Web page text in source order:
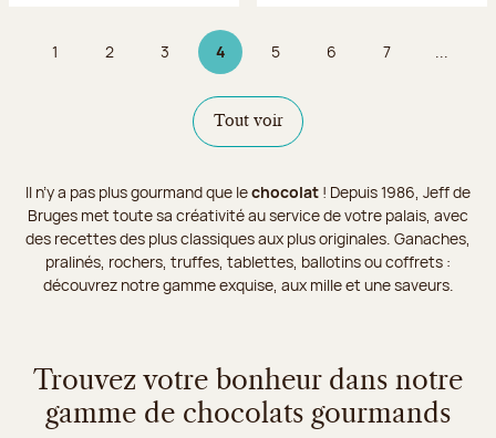
Page
1 Page
2 Page
3 4Page 4 sur 9
Page
5 Page
6 Page
7 ...
Tout voir
Il n’y a pas plus gourmand que lechocolat ! Depuis 1986, Jeff de
Bruges met toute sa créativité au service de votre palais, avec
des recettes des plus classiques aux plus originales. Ganaches,
pralinés, rochers, truffes, tablettes, ballotins ou coffrets :
découvrez notre gamme exquise, aux mille et une saveurs.
Trouvez votre bonheur dans notre
gamme de chocolats gourmands